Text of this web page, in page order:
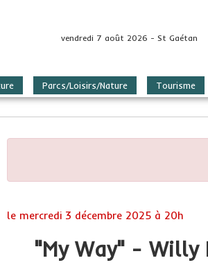
vendredi 7 août 2026 - St Gaétan
Parcs/Loisirs/Nature Tourisme
le mercredi 3 décembre 2025 à 20h
"My Way" - Willy